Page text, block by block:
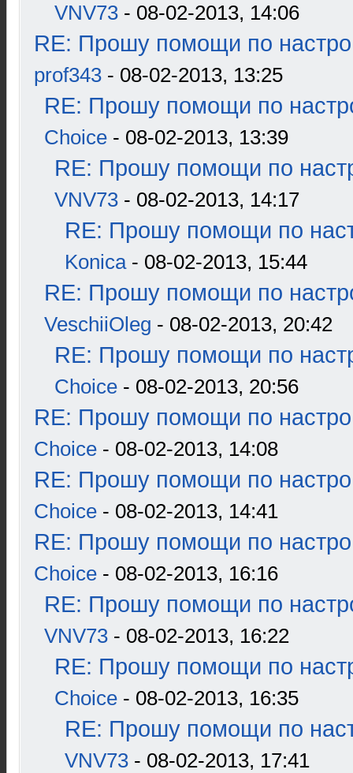
VNV73 - 08-02-2013, 14:06
RE: Прошу помощи по
prof343 - 08-02-2013, 13:25
RE: Прошу помощи по
Choice - 08-02-2013, 13:39
RE: Прошу помощи по
VNV73 - 08-02-2013, 14:17
RE: Прошу помощи по
Konica- 08-02-2013, 15:44
RE: Прошу помощи по
VeschiiOleg - 08-02-2013, 20:42
RE: Прошу помощи по
Choice - 08-02-2013, 20:56
RE: Прошу помощи по
Choice - 08-02-2013, 14:08
RE: Прошу помощи по
Choice - 08-02-2013, 14:41
RE: Прошу помощи по
Choice - 08-02-2013, 16:16
RE: Прошу помощи по
VNV73 - 08-02-2013, 16:22
RE: Прошу помощи по
Choice - 08-02-2013, 16:35
RE: Прошу помощи по
VNV73 - 08-02-2013, 17:41